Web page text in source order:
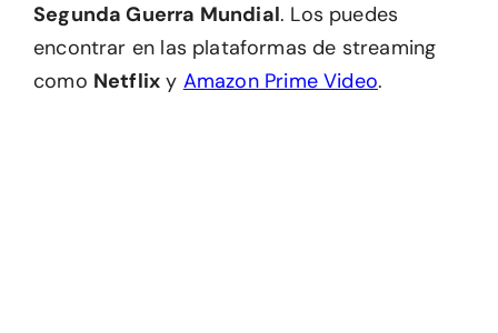
Segunda Guerra Mundial. Los puedes
encontrar en las plataformas de streaming
como Netflix y Amazon Prime Video.